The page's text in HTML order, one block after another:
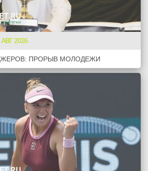
АВГ 2026
ПРОРЫВ МОЛОДЕЖИ